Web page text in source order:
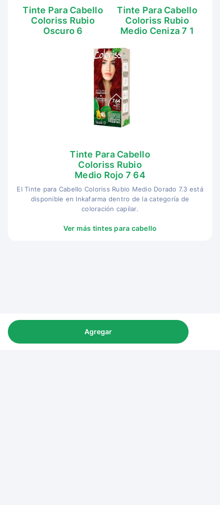
Tinte Para Cabello
Coloriss Rubio
Oscuro 6
Tinte Para Cabello
Coloriss Rubio
Medio Ceniza 7 1
Tinte Para Cabello
Coloriss Rubio
Medio Rojo 7 64
El Tinte para Cabello Coloriss Rubio Medio Dorado 7.3 está
disponible en Inkafarma dentro de la categoría de
coloración capilar.
Ver más tintes para cabello
Agregar